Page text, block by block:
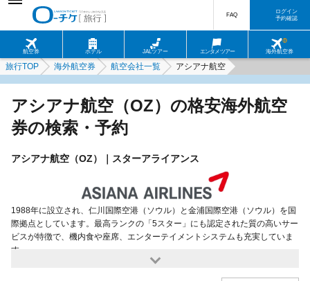
航空券 ホテル JALツアー エンタメツアー 海外航空券
FAQ
ログイン
予約確認
旅行TOP 海外航空券 航空会社一覧 アシアナ航空
アシアナ航空（OZ）の格安海外航空
券の検索・予約
アシアナ航空（OZ）｜スターアライアンス
1988年に設立され、仁川国際空港（ソウル）と金浦国際空港（ソウル）を国
際拠点としています。最高ランクの「5スター」にも認定された質の高いサー
ビスが特徴で、機内食や座席、エンターテイメントシステムも充実していま
す。